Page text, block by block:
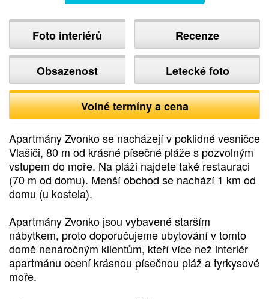
Foto interiérů
Obsazenost
Recenze
Letecké foto
Volné termíny a cena
Apartmány Zvonko se nacházejí v poklidné vesničce
Vlašiči, 80 m od krásné písečné pláže s pozvolným
vstupem do moře. Na pláži najdete také restauraci
(70 m od domu). Menší obchod se nachází 1 km od
domu (u kostela).
Apartmány Zvonko jsou vybavené starším
nábytkem, proto doporučujeme ubytování v tomto
domě nenáročným klientům, kteří více než interiér
apartmánu ocení krásnou písečnou pláž a tyrkysové
moře.